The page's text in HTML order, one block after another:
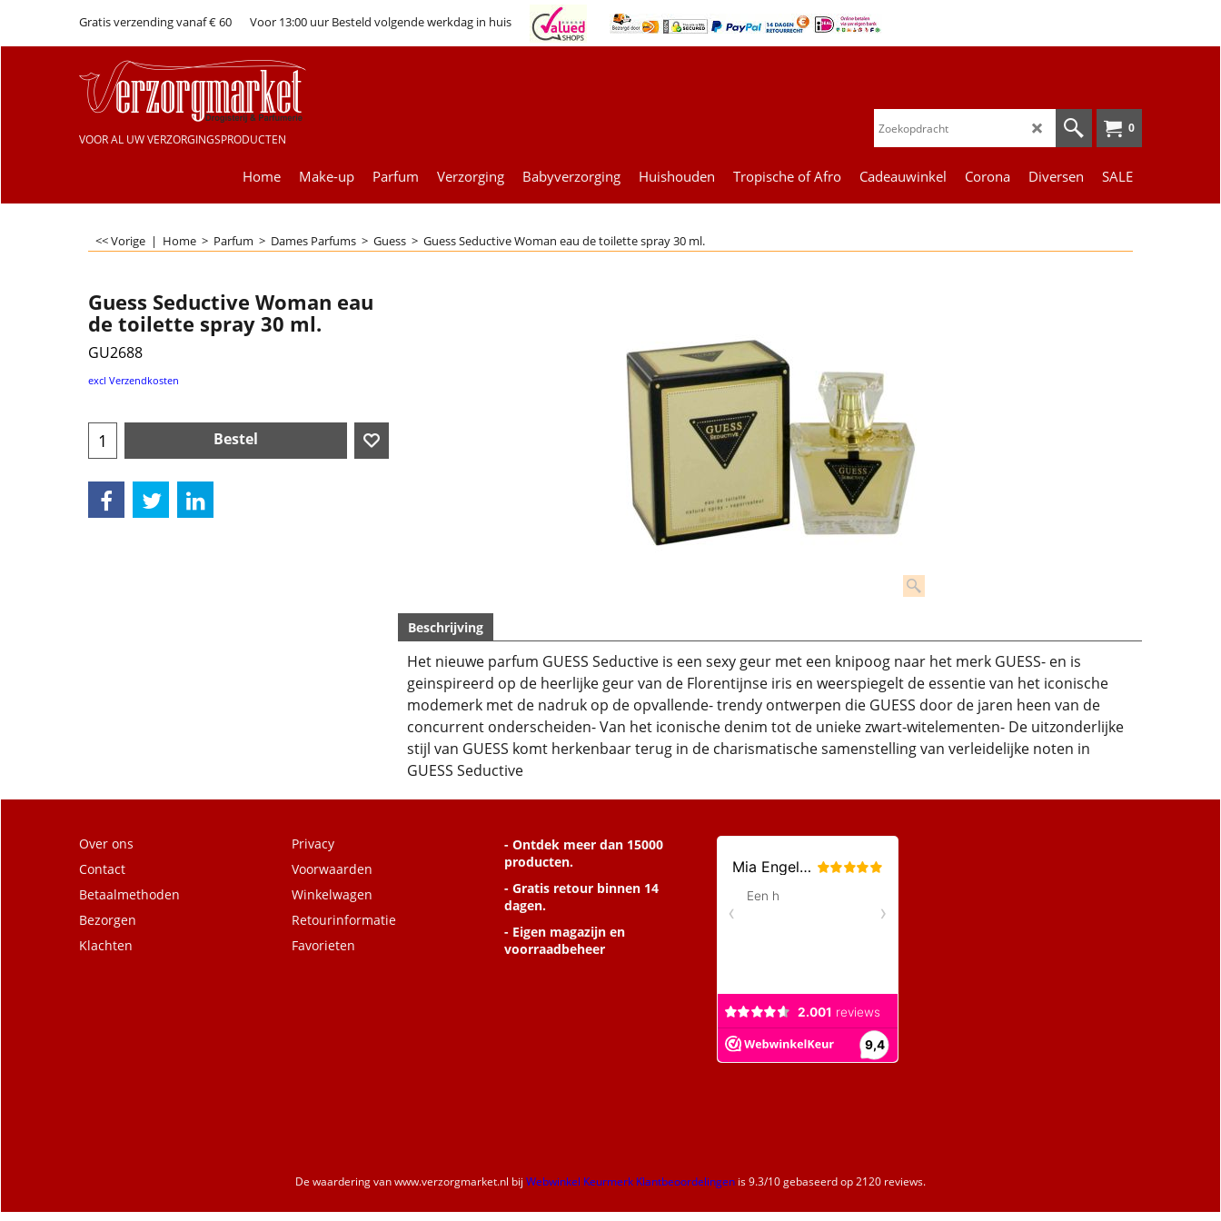
Gratis verzending vanaf € 60 Voor 13:00 uur Besteld volgende werkdag in huis
VOOR AL UW VERZORGINGSPRODUCTEN
0
Home Make-up Parfum Verzorging Babyverzorging Huishouden Tropische of Afro Cadeauwinkel Corona Diversen SALE
<< Vorige | Home > Parfum > Dames Parfums > Guess > Guess Seductive Woman eau de toilette spray 30 ml.
Guess Seductive Woman eau
de toilette spray 30 ml.
GU2688
excl Verzendkosten
Bestel
Beschrijving
Het nieuwe parfum GUESS Seductive is een sexy geur met een knipoog naar het merk GUESS- en is
geinspireerd op de heerlijke geur van de Florentijnse iris en weerspiegelt de essentie van het iconische
modemerk met de nadruk op de opvallende- trendy ontwerpen die GUESS door de jaren heen van de
concurrent onderscheiden- Van het iconische denim tot de unieke zwart-witelementen- De uitzonderlijke
stijl van GUESS komt herkenbaar terug in de charismatische samenstelling van verleidelijke noten in
GUESS Seductive
Over ons
Contact
Betaalmethoden
Bezorgen
Klachten
Privacy
Voorwaarden
Winkelwagen
Retourinformatie
Favorieten
- Ontdek meer dan 15000
producten.
- Gratis retour binnen 14
dagen.
- Eigen magazijn en
voorraadbeheer
De waardering vanwww.verzorgmarket.nl bij Webwinkel Keurmerk Klantbeoordelingen is9.3/10gebaseerd op 2120 reviews.